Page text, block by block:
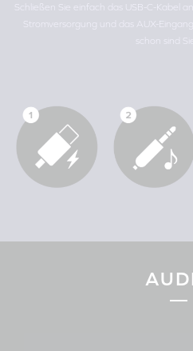
Schließen Sie einfach das USB-C-Kabel
Stromversorgung und das AUX-
schon sind